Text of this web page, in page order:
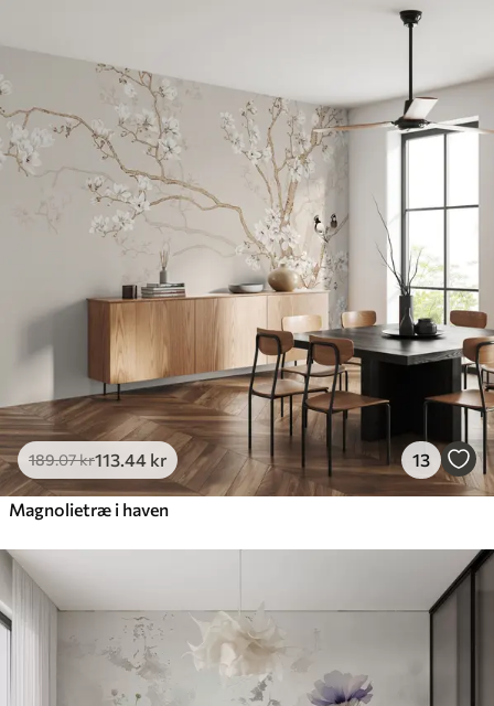
189.07kr113.44 kr 13
Magnolietræ i haven